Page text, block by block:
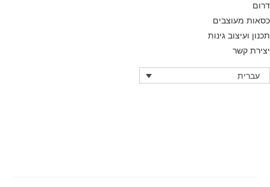
דרום
כסאות מעוצבים
תכנון ועיצוב גינות
יצירת קשר
עברית